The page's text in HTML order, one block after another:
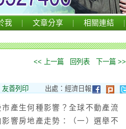
我 文章分享 相關連結
<< 上一篇 回列表 下一篇 >>
友善列印 出處：經濟日報
產生何種影響？全球不動產流
響房地產走勢：（一）選舉不